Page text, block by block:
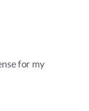
for my